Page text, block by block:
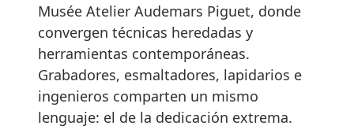
Musée Atelier Audemars Piguet, donde
convergen técnicas heredadas y
herramientas contemporáneas.
Grabadores, esmaltadores, lapidarios e
ingenieros comparten un mismo
lenguaje: el de la dedicación extrema.